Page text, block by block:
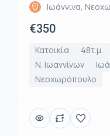
Ιωάννινα,
€350
Κατοικία 48τ.μ.
Ν. Ιωαννίνων
Νεοχωρόπουλο